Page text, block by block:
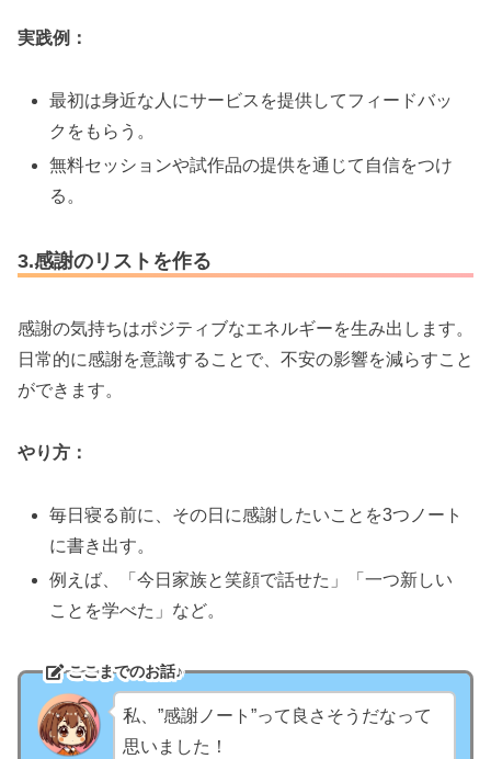
実践例：
最初は身近な人にサービスを提供してフィードバッ
クをもらう。
無料セッションや試作品の提供を通じて自信をつけ
る。
3.感謝のリストを作る
感謝の気持ちはポジティブなエネルギーを生み出します。
日常的に感謝を意識することで、不安の影響を減らすこと
ができます。
やり方：
毎日寝る前に、その日に感謝したいことを3つノート
に書き出す。
例えば、「今日家族と笑顔で話せた」「一つ新しい
ことを学べた」など。
ここまでのお話♪
私、”感謝ノート”って良さそうだなって
思いました！